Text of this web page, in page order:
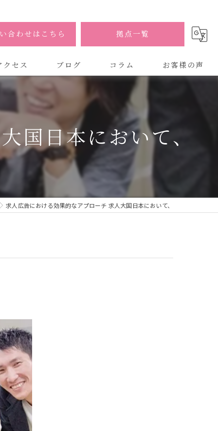
合わせはこちら 拠点一覧
クセス
会社AOA 東京 渋谷オフィス
会社AOA 南森町オフィス
ブログ コラム お客様の声
国日本において、
求人広告における効果的なアプローチ 求人大国日本において、